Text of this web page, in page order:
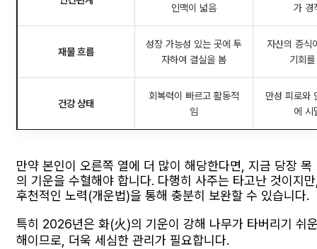
인맥이 넓음
가 경
재물 흐름
성장 가능성 있는 곳에 투
자하여 결실을 봄
자산의 증식
기회
건강 상태
회복력이 빠르고 활동적
임
만성 피로와
에 시
만약 본인이 오른쪽 열에 더 많이 해당한다면, 지금 당장 목
의 기운을 수혈해야 합니다. 다행히 사주는 타고난 것이지
후천적인 노력(개운법)을 통해 충분히 보완할 수 있습니다.
특히 2026년은 화(火)의 기운이 강해 나무가 타버리기 쉬
해이므로, 더욱 세심한 관리가 필요합니다.